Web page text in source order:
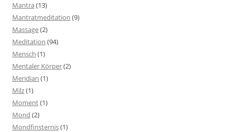
Mantra(13)
Mantratmeditation (9)
Massage(2)
Meditation (94)
Mensch (1)
Mentaler Körper(2)
Meridian (1)
Milz(1)
Moment(1)
Mond (2)
Mondfinsternis(1)